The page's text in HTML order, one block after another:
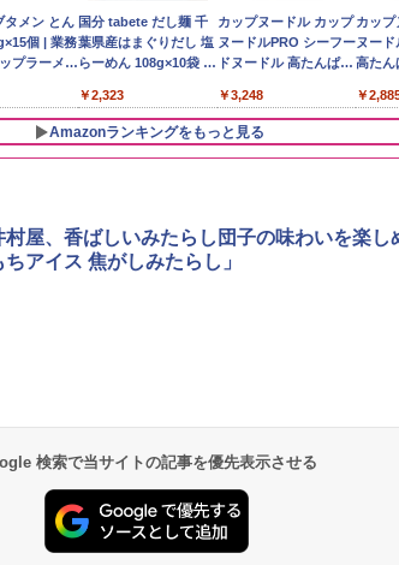
価格】もも
洗米 5kg 業
イスターブ
野沢農産 無洗米 青い流
るる コシヒカリ 5kg 長
野県産 令和7年産
￥3,980
by Amazon あきたこ
まちブレンド 無洗米
5kg
￥3,396
新潟ケ
新潟
き 5kg
￥
サントリ
ー ハイボー
角ハイボール
350ml×24本 サントリ
ー ウイスキー ハイボー
￥4,927
トリスウイスキー
4000ml サントリー 大
容量 4リットル
￥4,274
サント
ルト
Story
￥
タメン とん
個 | 業務
プラーメン
ウトドアに
グストック
やつカンパ
国分 tabete だし麺 千
葉県産はまぐりだし 塩
らーめん 108g×10袋 保
￥2,323
カップヌードル カップ
ヌードルPRO シーフー
ドヌードル 高たんぱく
えめ 78g×12個
￥3,248
カップ
ヌー
高たん
75g×12
￥
Amazonランキングをもっと見る
2段調理 ホ
3
15L 一人暮らし 二人暮
ットテーブル トースト
機能 自動メニュー33種
簡単お手入れ ブラック
YRZ-WF150TV(B)
￥26,130
4
窯ドーム ER-D80A(K)
理 フラットテーブル
電子レンジ 赤外線セン
サー ノンフライ調理
簡単お手入れ 小型 新
生活 一人暮らし 二人
￥34,546
5
XJ1-B
村屋、香ばしいみたらし団子の味わいを楽し
ちアイス 焦がしみたらし」
検索で当サイトの記事を優先表示させる